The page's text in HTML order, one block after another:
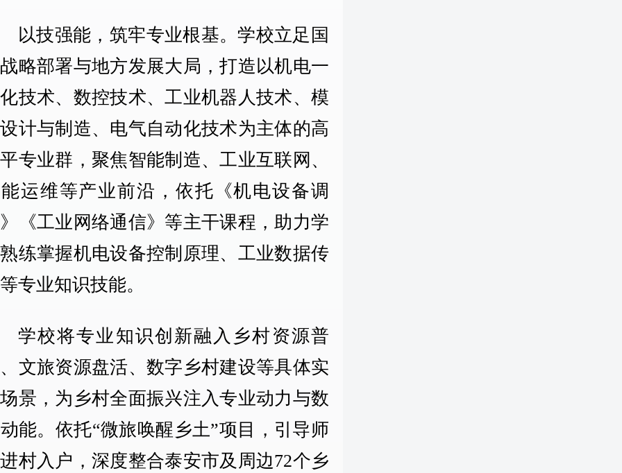
以技强能，筑牢专业根基。学校立足国
略部署与地方发展大局，打造以机电一
技术、数控技术、工业机器人技术、模
计与制造、电气自动化技术为主体的高
专业群，聚焦智能制造、工业互联网、
运维等产业前沿，依托《机电设备调
《工业网络通信》等主干课程，助力学
练掌握机电设备控制原理、工业数据传
专业知识技能。
学校将专业知识创新融入乡村资源普
文旅资源盘活、数字乡村建设等具体实
景，为乡村全面振兴注入专业动力与数
能。依托“微旅唤醒乡土”项目，引导师
村入户，深度整合泰安市及周边72个乡